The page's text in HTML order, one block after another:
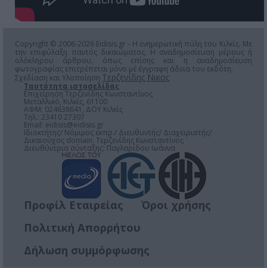
Copyright © 2006-2026 Eidisis.gr - Η ενημερωτική πύλη του Κιλκίς. Με
την επιφύλαξη παντός δικαιώματος. Η αναδημοσίευση μέρους ή
ολόκληρου άρθρου, όπως επίσης και η αναδημοσίευση
φωτογραφίας επιτρέπεται μόνο μέ έγγραφη άδεια του εκδότη.
Σχεδίαση και Υλοποίηση Τερζενίδης Νικος
Ταυτότητα ιστοσελίδας
Επιχείρηση Τερζενίδης Κωνσταντίνος
Μεταλλικό, Κιλκίς, 61100
ΑΦΜ: 024638641, ΔΟΥ Κιλκίς
Τηλ.: 23410 27307
Email: eidisis@eidisis.gr
Ιδιοκτήτης/ Νόμιμος εκπρ./ Διευθυντής/ Διαχειριστής/
Δικαιούχος domain: Τερζενίδης Κωνσταντίνος
Διευθύντρια σύνταξης: Παγλαρίδου Ιωάννα
Προφίλ Εταιρείας
Όροι χρήσης
Πολιτική Απορρήτου
Δήλωση συμμόρφωσης